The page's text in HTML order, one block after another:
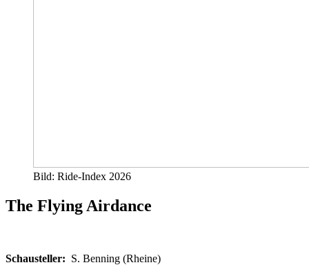
Bild: Ride-Index 2026
The Flying Airdance
Schausteller: S. Benning (Rheine)